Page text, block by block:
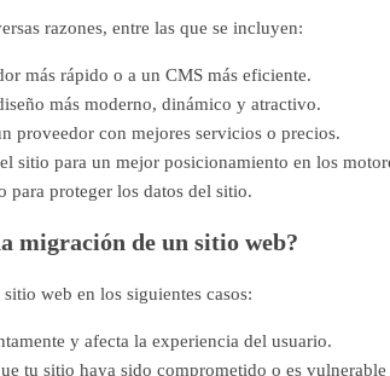
razones, entre las que se incluyen:
más rápido o a un CMS más eficiente.
más moderno, dinámico y atractivo.
proveedor con mejores servicios o precios.
sitio para un mejor posicionamiento en los
para proteger los datos del sitio.
migración de un sitio web?
web en los siguientes casos:
y afecta la experiencia del usuario.
tu sitio haya sido comprometido o es vulnerable